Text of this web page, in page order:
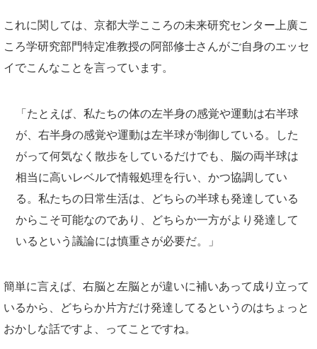
これに関しては、京都大学こころの未来研究センター上廣こ
ころ学研究部門特定准教授の阿部修士さんがご自身のエッセ
イでこんなことを言っています。
「たとえば、私たちの体の左半身の感覚や運動は右半球
が、右半身の感覚や運動は左半球が制御している。した
がって何気なく散歩をしているだけでも、脳の両半球は
相当に高いレベルで情報処理を行い、かつ協調してい
る。私たちの日常生活は、どちらの半球も発達している
からこそ可能なのであり、どちらか一方がより発達して
いるという議論には慎重さが必要だ。」
簡単に言えば、右脳と左脳とが違いに補いあって成り立って
いるから、どちらか片方だけ発達してるというのはちょっと
おかしな話ですよ、ってことですね。